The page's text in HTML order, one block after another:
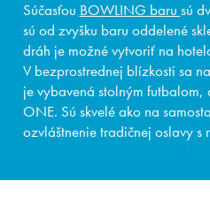
Súčasťou BOWLING baru sú
sú od zvyšku baru oddelené
dráh je možné vytvoriť na
V bezprostrednej blízkosti sa
je vybavená stolným futbalom,
ONE. Sú skvelé ako na
ozvláštnenie tradičnej oslavy